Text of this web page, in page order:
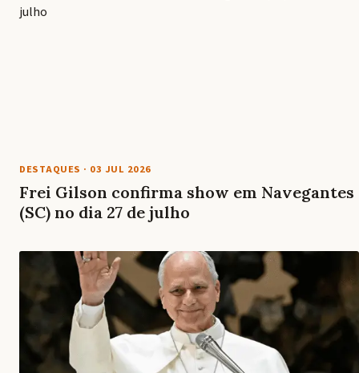
DESTAQUES · 03 JUL 2026
Frei Gilson confirma show em Navegantes
(SC) no dia 27 de julho